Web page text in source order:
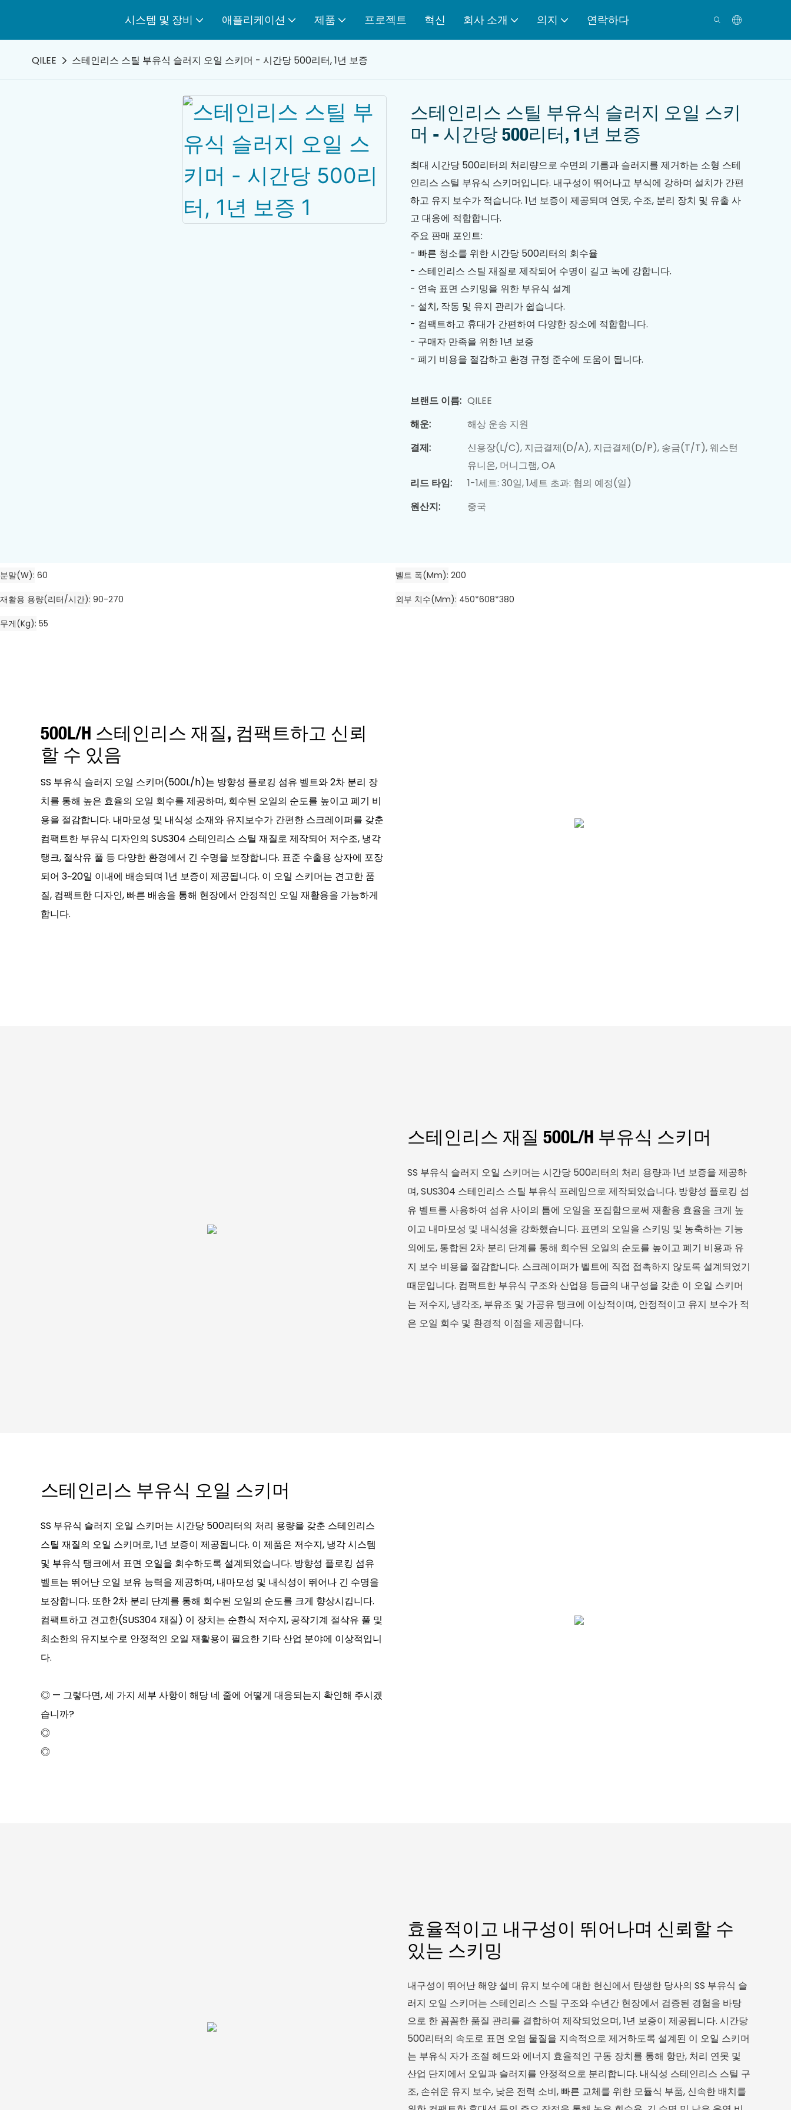
시스템 및 장비 애플리케이션 제품 프로젝트 혁신 회사 소개 의지 연락하다
QILEE 스테인리스 스틸 부유식 슬러지 오일 스키머 - 시간당 500리터, 1년 보증
스테인리스 스틸 부유식 슬러지 오일 스키
머 - 시간당 500리터, 1년 보증
최대 시간당 500리터의 처리량으로 수면의 기름과 슬러지를 제거하는 소형 스테
인리스 스틸 부유식 스키머입니다. 내구성이 뛰어나고 부식에 강하며 설치가 간편
하고 유지 보수가 적습니다. 1년 보증이 제공되며 연못, 수조, 분리 장치 및 유출 사
고 대응에 적합합니다.
주요 판매 포인트:
- 빠른 청소를 위한 시간당 500리터의 회수율
- 스테인리스 스틸 재질로 제작되어 수명이 길고 녹에 강합니다.
- 연속 표면 스키밍을 위한 부유식 설계
- 설치, 작동 및 유지 관리가 쉽습니다.
- 컴팩트하고 휴대가 간편하여 다양한 장소에 적합합니다.
- 구매자 만족을 위한 1년 보증
- 폐기 비용을 절감하고 환경 규정 준수에 도움이 됩니다.
브랜드 이름: QILEE
해운:
해상 운송 지원
결제:
신용장(L/C), 지급결제(D/A), 지급결제(D/P), 송금(T/T), 웨스턴
유니온, 머니그램, OA
리드 타임:
1-1세트: 30일, 1세트 초과: 협의 예정(일)
원산지:
중국
분말(w) 60 벨트 폭(mm) 200
재활용 용량(리터/시간) 90-270 외부 치수(mm) 450*608*380
무게(kg) 55
500L/h 스테인리스 재질, 컴팩트하고 신뢰
할 수 있음
SS 부유식 슬러지 오일 스키머(500L/h)는 방향성 플로킹 섬유 벨트와 2차 분리 장
치를 통해 높은 효율의 오일 회수를 제공하며, 회수된 오일의 순도를 높이고 폐기 비
용을 절감합니다. 내마모성 및 내식성 소재와 유지보수가 간편한 스크레이퍼를 갖춘
컴팩트한 부유식 디자인의 SUS304 스테인리스 스틸 재질로 제작되어 저수조, 냉각
탱크, 절삭유 풀 등 다양한 환경에서 긴 수명을 보장합니다. 표준 수출용 상자에 포장
되어 3~20일 이내에 배송되며 1년 보증이 제공됩니다. 이 오일 스키머는 견고한 품
질, 컴팩트한 디자인, 빠른 배송을 통해 현장에서 안정적인 오일 재활용을 가능하게
합니다.
스테인리스 재질 500L/h 부유식 스키머
SS 부유식 슬러지 오일 스키머는 시간당 500리터의 처리 용량과 1년 보증을 제공하
며, SUS304 스테인리스 스틸 부유식 프레임으로 제작되었습니다. 방향성 플로킹 섬
유 벨트를 사용하여 섬유 사이의 틈에 오일을 포집함으로써 재활용 효율을 크게 높
이고 내마모성 및 내식성을 강화했습니다. 표면의 오일을 스키밍 및 농축하는 기능
외에도, 통합된 2차 분리 단계를 통해 회수된 오일의 순도를 높이고 폐기 비용과 유
지 보수 비용을 절감합니다. 스크레이퍼가 벨트에 직접 접촉하지 않도록 설계되었기
때문입니다. 컴팩트한 부유식 구조와 산업용 등급의 ​​내구성을 갖춘 이 오일 스키머
는 저수지, 냉각조, 부유조 및 가공유 탱크에 이상적이며, 안정적이고 유지 보수가 적
은 오일 회수 및 환경적 이점을 제공합니다.
스테인리스 부유식 오일 스키머
SS 부유식 슬러지 오일 스키머는 시간당 500리터의 처리 용량을 갖춘 스테인리스
스틸 재질의 오일 스키머로, 1년 보증이 제공됩니다. 이 제품은 저수지, 냉각 시스템
및 부유식 탱크에서 표면 오일을 회수하도록 설계되었습니다. 방향성 플로킹 섬유
벨트는 뛰어난 오일 보유 능력을 제공하며, 내마모성 및 내식성이 뛰어나 긴 수명을
보장합니다. 또한 2차 분리 단계를 통해 회수된 오일의 순도를 크게 향상시킵니다.
컴팩트하고 견고한(SUS304 재질) 이 장치는 순환식 저수지, 공작기계 절삭유 풀 및
최소한의 유지보수로 안정적인 오일 재활용이 필요한 기타 산업 분야에 이상적입니
다.
◎ — 그렇다면, 세 가지 세부 사항이 해당 네 줄에 어떻게 대응되는지 확인해 주시겠
습니까?
◎
◎
효율적이고 내구성이 뛰어나며 신뢰할 수
있는 스키밍
내구성이 뛰어난 해양 설비 유지 보수에 대한 헌신에서 탄생한 당사의 SS 부유식 슬
러지 오일 스키머는 스테인리스 스틸 구조와 수년간 현장에서 검증된 경험을 바탕
으로 한 꼼꼼한 품질 관리를 결합하여 제작되었으며, 1년 보증이 제공됩니다. 시간당
500리터의 속도로 표면 오염 물질을 지속적으로 제거하도록 설계된 이 오일 스키머
는 부유식 자가 조절 헤드와 에너지 효율적인 구동 장치를 통해 항만, 처리 연못 및
산업 단지에서 오일과 슬러지를 안정적으로 분리합니다. 내식성 스테인리스 스틸 구
조, 손쉬운 유지 보수, 낮은 전력 소비, 빠른 교체를 위한 모듈식 부품, 신속한 배치를